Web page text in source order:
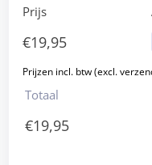
Prijs
€19,95
Totaal
€19,95